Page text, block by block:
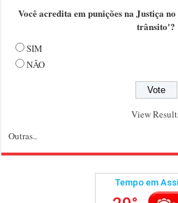
Você acredita em punições na Justiça
trânsito'?
SIM
NÃO
View
Outras..